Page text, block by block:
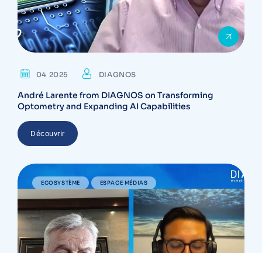
04 2025 DIAGNOS
André Larente from DIAGNOS on Transforming
Optometry and Expanding AI Capabilities
Découvrir
ECOSYSTÈME ESPACE MÉDIAS